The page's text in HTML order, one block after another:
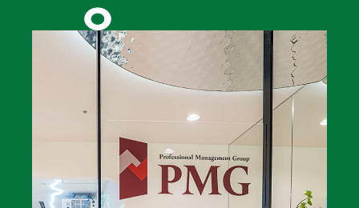
お問い合わせはこちら
こんなお悩み
ありませんか？